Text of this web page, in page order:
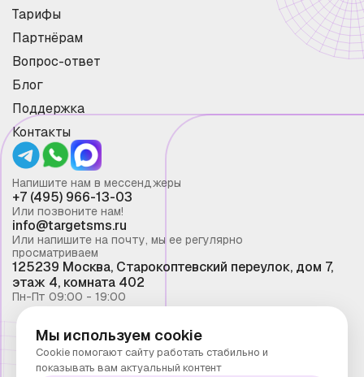
Тарифы
Партнёрам
Вопрос-ответ
Блог
Поддержка
Контакты
Напишите нам в мессенджеры
+7 (495) 966-13-03
Или позвоните нам!
info@targetsms.ru
Или напишите на почту, мы ее регулярно
просматриваем
125239 Москва, Старокоптевский переулок, дом 7,
этаж 4, комната 402
Пн-Пт 09:00 - 19:00
Смс рассылка 2026 ©
Запрещено копирование материалов сайта без
Мы используем cookie
Cookie помогают сайту работать стабильно и
показывать вам актуальный контент